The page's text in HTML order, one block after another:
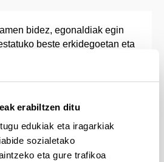
erabiltzen ditu
edukiak eta iragarkiak
sozialetako
eta gure trafikoa
bidez, egonaldiak egin
beste erkidegoetan eta
mundu osoan).
, (AEB, Kanada eta